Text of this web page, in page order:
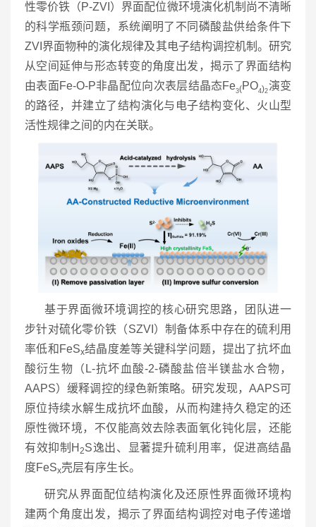
性零价铁（P-ZVI）界面配位微环境演化机制尚不清晰
的科学瓶颈问题，系统阐明了不同磷酸盐供给条件下
ZVI界面物种的演化规律及其电子结构调控机制。研究
从空间延伸与形态转变的角度出发，揭示了界面结构
由表面Fe-O-P非晶配位向次表层结晶态Fe3(PO4)2 演变
的路径，并建立了结构演化与电子结构变化、火山型
活性规律之间的内在关联。
基于界面微环境调控的核心研究思路，团队进一
步针对硫化零价铁（SZVI）制备体系中存在的硫利用
率低和FeSx结晶度差等关键科学问题，提出了抗坏血
酸衍生物（L-抗坏血酸-2-磷酸盐倍半镁盐水合物，
AAPS）缓释调控的绿色新策略。研究发现，AAPS可
原位持续水解生成抗坏血酸，从而构建持久稳定的还
原性微环境，不仅能高效去除表面氧化钝化层，还能
有效抑制H2S逸出、显著提升硫利用率，促进高结晶
度FeSx壳层有序生长。
研究从界面配位结构演化及还原性界面微环境构
建两个角度出发，揭示了界面结构调控对电子传递增